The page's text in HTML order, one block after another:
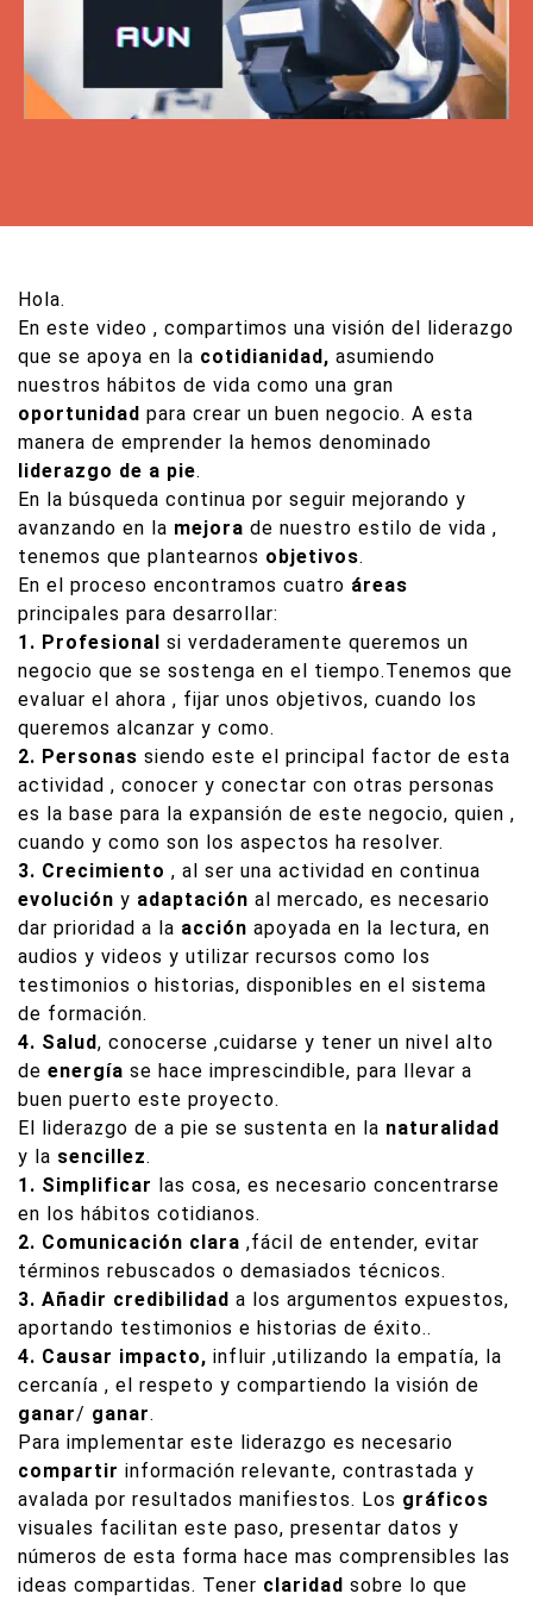
Hola.
En este video , compartimos una visión del liderazgo
que se apoya en la cotidianidad, asumiendo
nuestros hábitos de vida como una gran
oportunidad para crear un buen negocio. A esta
manera de emprender la hemos denominado
liderazgo de a pie.
En la búsqueda continua por seguir mejorando y
avanzando en la mejora de nuestro estilo de vida ,
tenemos que plantearnos objetivos.
En el proceso encontramos cuatro áreas
principales para desarrollar:
1. Profesional si verdaderamente queremos un
negocio que se sostenga en el tiempo.Tenemos que
evaluar el ahora , fijar unos objetivos, cuando los
queremos alcanzar y como.
2. Personas siendo este el principal factor de esta
actividad , conocer y conectar con otras personas
es la base para la expansión de este negocio, quien ,
cuando y como son los aspectos ha resolver.
3. Crecimiento , al ser una actividad en continua
evolución y adaptación al mercado, es necesario
dar prioridad a la acción apoyada en la lectura, en
audios y videos y utilizar recursos como los
testimonios o historias, disponibles en el sistema
de formación.
4. Salud, conocerse ,cuidarse y tener un nivel alto
de energía se hace imprescindible, para llevar a
buen puerto este proyecto.
El liderazgo de a pie se sustenta en la naturalidad
y la sencillez.
1. Simplificar
las cosa, es necesario concentrarse
en los hábitos cotidianos.
2. Comunicación clara ,fácil de entender, evitar
términos rebuscados o demasiados técnicos.
3. Añadir credibilidad a los argumentos expuestos,
aportando testimonios e historias de éxito..
4. Causar impacto, influir ,utilizando la empatía, la
cercanía , el respeto y compartiendo la visión de
ganar/ ganar.
Para implementar este liderazgo es necesario
compartir información relevante, contrastada y
avalada por resultados manifiestos. Los gráficos
visuales facilitan este paso, presentar datos y
números de esta forma hace mas comprensibles las
ideas compartidas. Tener claridad sobre lo que